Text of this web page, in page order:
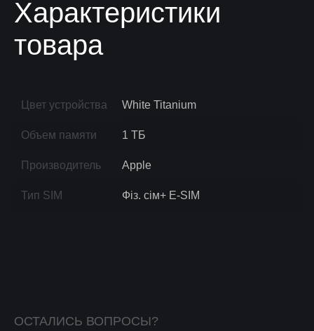
Характеристики
товара
Цвет устройства White Titanium
Объем памяти 1 ТБ
Производитель Apple
Тип SIM Фіз. сім+ E-SIM
ОСТАЛИСЬ ВОПРОСЫ?